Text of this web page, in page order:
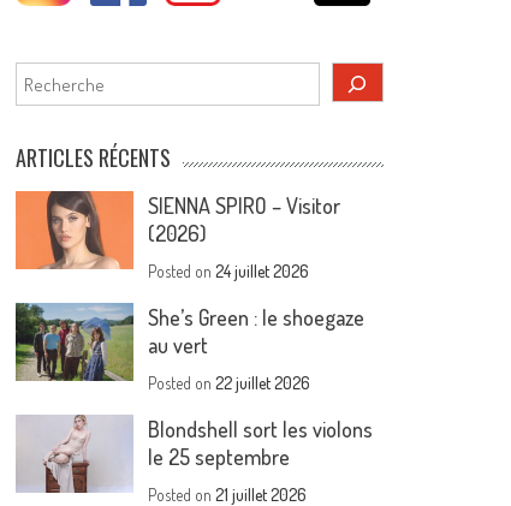
Rechercher
ARTICLES RÉCENTS
SIENNA SPIRO – Visitor
(2026)
Posted on24 juillet 2026
She’s Green : le shoegaze
au vert
Posted on22 juillet 2026
Blondshell sort les violons
le 25 septembre
Posted on21 juillet 2026